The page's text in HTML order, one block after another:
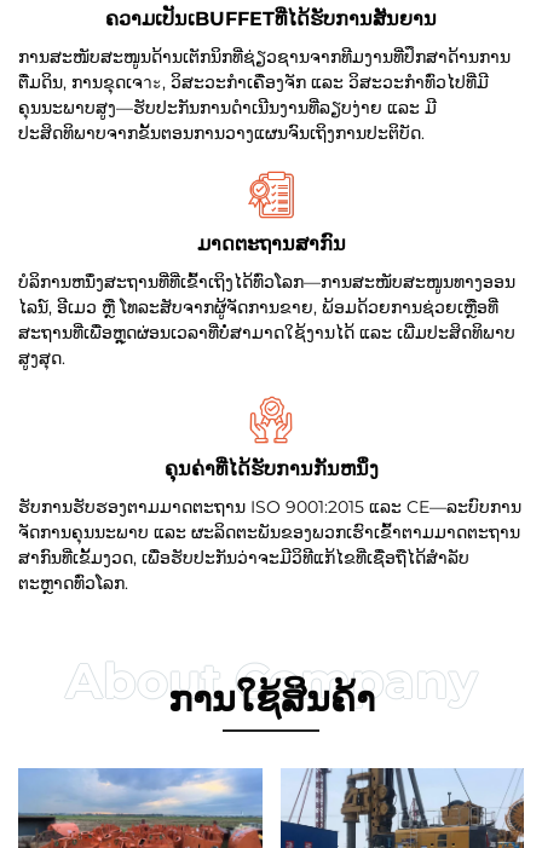
ຄວາມເປັນເBUFFETທີ່ໄດ້ຮັບການສັນຍານ
ການສະໜັບສະໜູນດ້ານເຕັກນິກທີ່ຊ່ຽວຊານຈາກທີມງານທີ່ປຶກສາດ້ານການ
ຕື່ມດິນ, ການຂຸດເຈาะ, ວິສະວະກຳເຄື່ອງຈັກ ແລະ ວິສະວະກຳທົ່ວໄປທີ່ມີ
ຄຸນນະພາບສູງ—ຮັບປະກັນການດຳເນີນງານທີ່ລຽບງ່າຍ ແລະ ມີ
ປະສິດທິພາບຈາກຂັ້ນຕອນການວາງແຜນຈົນເຖິງການປະຕິບັດ.
ມາດຕະຖານສາກົນ
ບໍລິການຫນຶ່ງສະຖານທີ່ທີ່ເຂົ້າເຖິງໄດ້ທົ່ວໂລກ—ການສະໜັບສະໜູນທາງອອນ
ໄລນ໌, ອີເມວ ຫຼື ໂທລະສັບຈາກຜູ້ຈັດການຂາຍ, ພ້ອມດ້ວຍການຊ່ວຍເຫຼືອທີ່
ສະຖານທີ່ເພື່ອຫຼຸດຜ່ອນເວລາທີ່ບໍ່ສາມາດໃຊ້ງານໄດ້ ແລະ ເພີ່ມປະສິດທິພາບ
ສູງສຸດ.
ຄຸນຄ່າທີ່ໄດ້ຮັບການກັນຫນຶ່ງ
ຮັບການຮັບຮອງຕາມມາດຕະຖານ ISO 9001:2015 ແລະ CE—ລະບົບການ
ຈັດການຄຸນນະພາບ ແລະ ຜະລິດຕະພັນຂອງພວກເຮົາເຂົ້າຕາມມາດຕະຖານ
ສາກົນທີ່ເຂັ້ມງວດ, ເພື່ອຮັບປະກັນວ່າຈະມີວິທີແກ້ໄຂທີ່ເຊື່ອຖືໄດ້ສຳລັບ
ຕະຫຼາດທົ່ວໂລກ.
ການໃຊ້ສິນຄ້າ